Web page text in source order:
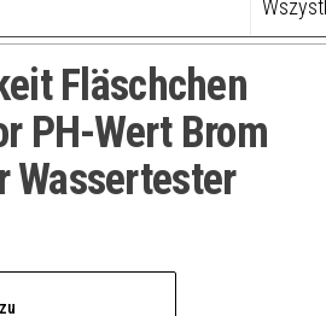
Fläschchen
PH-Wert Brom
Wassertester